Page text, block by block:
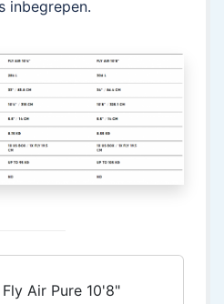
inbegrepen.
Air Pure 10'8"